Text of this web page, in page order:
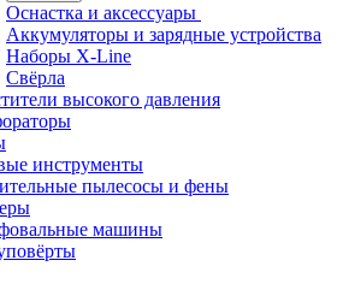
Оснастка и аксессуары
Аккумуляторы и зарядные устройства
Наборы X-Line
Свёрла
высокого давления
инструменты
пылесосы и фены
машины